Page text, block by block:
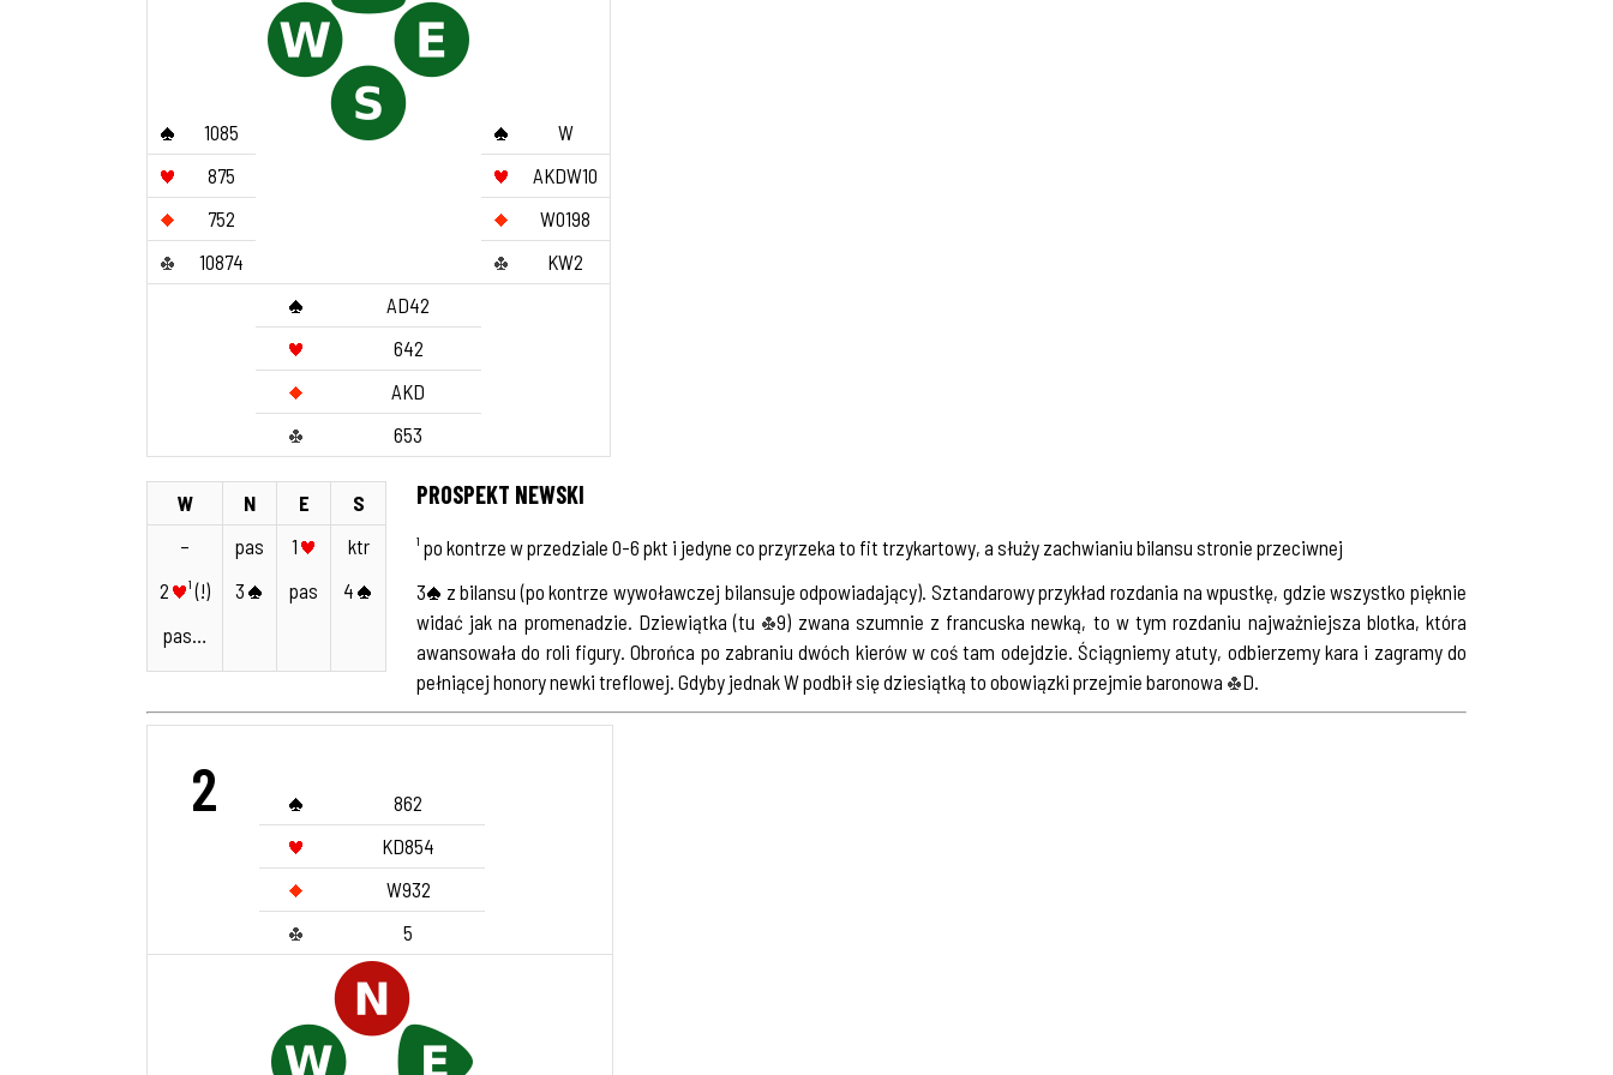
1085
W
875
AKDW10
752
W0198
10874
KW2
AD42
642
AKD
653
W N E
S
–
2
¹ (!)
pas…
pas
3
1
pas
ktr
4
PROSPEKT NEWSKI
¹ po kontrze w przedziale 0-6 pkt i jedyne co przyrzeka to fit trzykartowy, a służy zachwianiu bilansu stronie przeciwnej
3
z bilansu (po kontrze wywoławczej bilansuje odpowiadający). Sztandarowy przykład rozdania na wpustkę, gdzie wszystko pięknie
widać jak na promenadzie. Dziewiątka (tu
9) zwana szumnie z francuska newką, to w tym rozdaniu najważniejsza blotka, która
awansowała do roli figury. Obrońca po zabraniu dwóch kierów w coś tam odejdzie. Ściągniemy atuty, odbierzemy kara i zagramy do
pełniącej honory newki treflowej. Gdyby jednak W podbił się dziesiątką to obowiązki przejmie baronowa
D.
2
862
KD854
W932
5